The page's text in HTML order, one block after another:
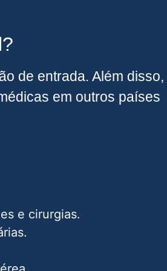
de entrada. Além disso,
em outros países
e cirurgias.